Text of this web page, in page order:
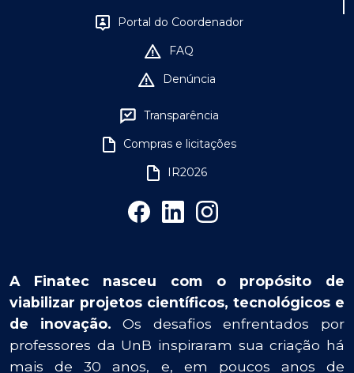
Portal do Coordenador
FAQ
Denúncia
Transparência
Compras e licitações
IR2026
A Finatec nasceu com o propósito de
viabilizar projetos científicos, tecnológicos e
de inovação. Os desafios enfrentados por
professores da UnB inspiraram sua criação há
mais de 30 anos, e, em poucos anos de